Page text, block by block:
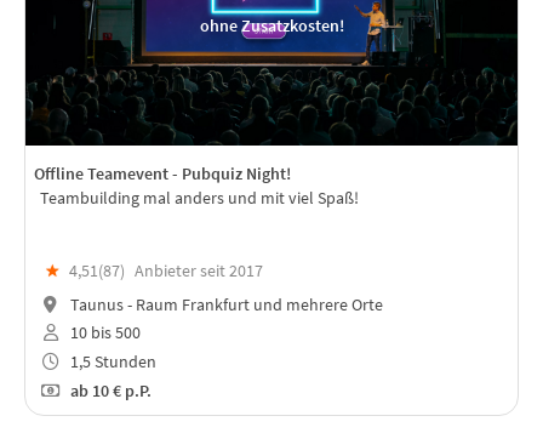
ohne Zusatzkosten!
Offline Teamevent - Pubquiz Night!
Teambuilding mal anders und mit viel Spaß!
★ 4,51(87) Anbieter seit 2017
Taunus - Raum Frankfurt und mehrere Orte
10 bis 500
1,5 Stunden
ab10 € p.P.